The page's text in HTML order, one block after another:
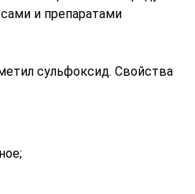
и препаратами
сульфоксид. Свойства